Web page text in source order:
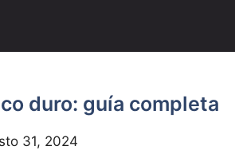
duro: guía completa
31, 2024